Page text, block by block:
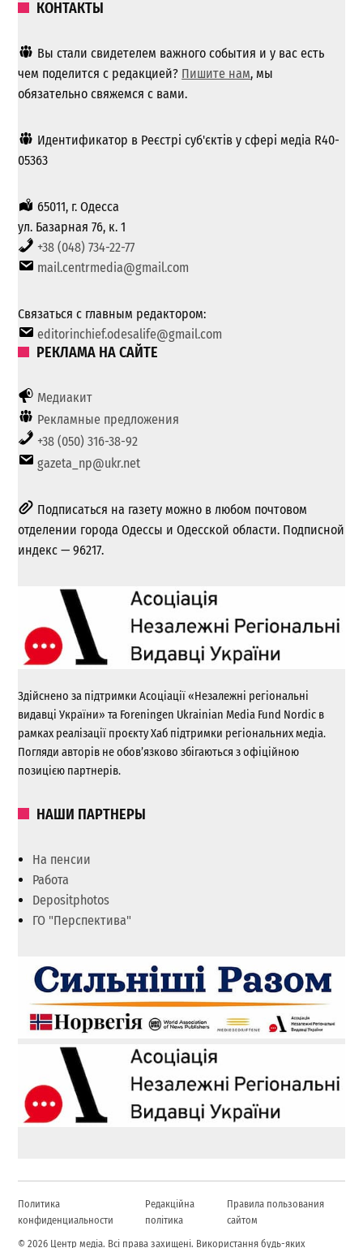
КОНТАКТЫ
Вы стали свидетелем важного события и у вас есть
чем поделится с редакцией? Пишите нам, мы
обязательно свяжемся с вами.
Идентификатор в Реєстрі суб'єктів у сфері медіа R40-
05363
65011, г. Одесса
ул. Базарная 76, к. 1
+38 (048) 734-22-77
mail.centrmedia@gmail.com
Связаться с главным редактором:
editorinchief.odesalife@gmail.com
РЕКЛАМА НА САЙТЕ
Медиакит
Рекламные предложения
+38 (050) 316-38-92
gazeta_np@ukr.net
Подписаться на газету можно в любом почтовом
отделении города Одессы и Одесской области. Подписной
индекс — 96217.
Здійснено за підтримки Асоціації «Незалежні регіональні
видавці України» та Foreningen Ukrainian Media Fund Nordic в
рамках реалізації проєкту Хаб підтримки регіональних медіа.
Погляди авторів не обов’язково збігаються з офіційною
позицією партнерів.
НАШИ ПАРТНЕРЫ
На пенсии
Работа
Depositphotos
ГО "Перспектива"
Политика
конфиденциальности
Редакційна
політика
Правила пользования
сайтом
© 2026 Центр медіа. Всі права захищені. Використання будь-яких